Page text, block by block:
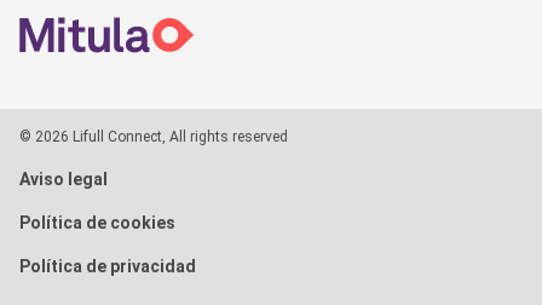
© 2026 Lifull Connect, All rights reserved
Aviso legal
Política de cookies
Política de privacidad